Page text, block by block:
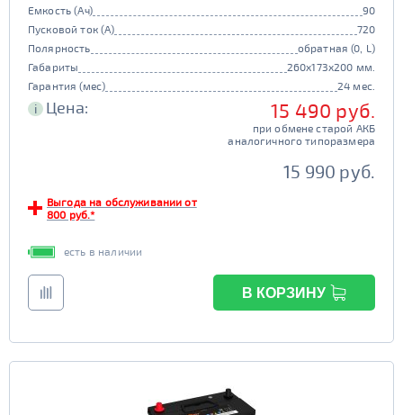
Емкость (Ач)
90
Пусковой ток (А)
720
Полярность
обратная (0, L)
Габариты
260x173x200 мм.
Гарантия (мес)
24 мес.
i Цена: 15 490 руб.
при обмене старой АКБ
аналогичного типоразмера
15 990 руб.
Выгода на обслуживании от
800 руб.*
есть в наличии
В КОРЗИНУ